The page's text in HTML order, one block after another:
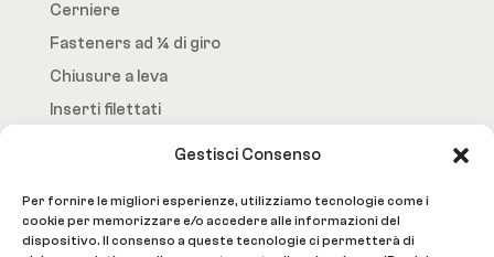
Gestisci Consenso
Per fornire le migliori esperienze, utilizziamo tecnologie come i
cookie per memorizzare e/o accedere alle informazioni del
dispositivo. Il consenso a queste tecnologie ci permetterà di
Cerniere
Fasteners ad ¼ di giro
Chiusure a leva
Inserti filettati
Home Page
Azienda